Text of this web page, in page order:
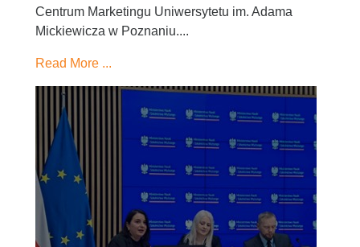
Centrum Marketingu Uniwersytetu im. Adama
Mickiewicza w Poznaniu....
Read More ...